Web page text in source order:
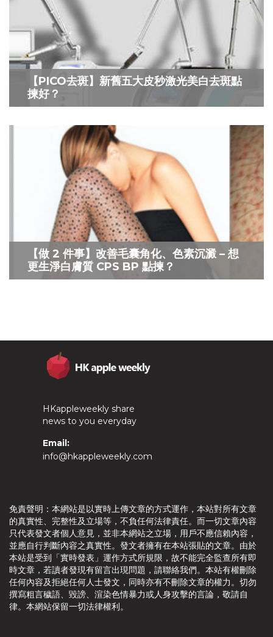
【PICO去斑】新舊五大皮秒激光美白去斑點
揀好？
【做 2 件事】改善毛囊角化、色素沉澱 – 想
更生淨白膚質 CPS BP 點揀？
HKappleweekly share
news to you everyday
Email:
info@hkappleweekly.com
免責聲明：本網站是以實時上傳文章的方式運作，本站對所有文章
的真實性、完整性及立場等，不負任何法律責任。而一切文章內容
只代表發文者個人意見，並非本網站之立場，用戶不應信賴內容，
並應自行判斷內容之真實性。發文者擁有在本站張貼的文章。由於
本站是受到「實時發表」運作方式所規限，故不能完全監查所有即
時文章，若讀者發現有留言出現問題，請聯絡我們。本站有權刪除
任何內容及拒絕任何人士發文，同時亦有不刪除文章的權力。切勿
撰寫粗言穢語、毀謗、渲染色情暴力或人身攻擊的言論，敬請自
律。本網站保留一切法律權利。